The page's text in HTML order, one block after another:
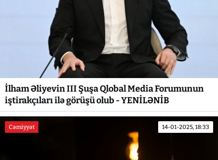
İlham Əliyevin III Şuşa Qlobal Media Forumunun
iştirakçıları ilə görüşü olub - YENİLƏNİB
Cəmiyyət 14-01-2025, 18:33